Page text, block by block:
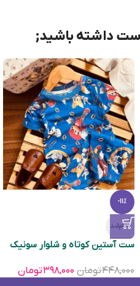
داشته باشید;
-11%
تمام‌شد
ست آستین کوتاه و شلوار سونیک
۴۴۸,۰۰۰تومان ۳۹۸,۰۰۰تومان